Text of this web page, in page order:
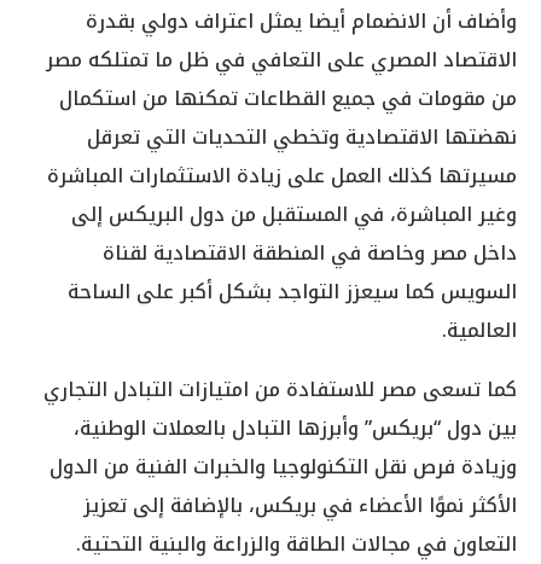
وأضاف أن الانضمام أيضا يمثل اعتراف دولي بقدرة
الاقتصاد المصري على التعافي في ظل ما تمتلكه مصر
من مقومات في جميع القطاعات تمكنها من استكمال
نهضتها الاقتصادية وتخطي التحديات التي تعرقل
مسيرتها كذلك العمل على زيادة الاستثمارات المباشرة
وغير المباشرة، في المستقبل من دول البريكس إلى
داخل مصر وخاصة في المنطقة الاقتصادية لقناة
السويس كما سيعزز التواجد بشكل أكبر على الساحة
العالمية.
كما تسعى مصر للاستفادة من امتيازات التبادل التجاري
بين دول “بريكس” وأبرزها التبادل بالعملات الوطنية،
وزيادة فرص نقل التكنولوجيا والخبرات الفنية من الدول
الأكثر نموًا الأعضاء في بريكس، بالإضافة إلى تعزيز
التعاون في مجالات الطاقة والزراعة والبنية التحتية.